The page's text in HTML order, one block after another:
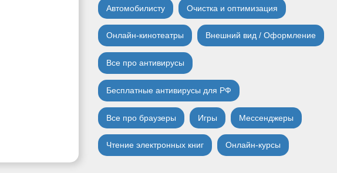
Автомобилисту Очистка и оптимизация
Онлайн-кинотеатры Внешний вид / Оформление
Все про антивирусы
Бесплатные антивирусы для РФ
Все про браузеры Игры Мессенджеры
Чтение электронных книг Онлайн-курсы